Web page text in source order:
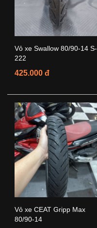
Vỏ xe Swallow 80/90-14 S-
222
425.000 đ
Vỏ xe CEAT Gripp Max
80/90-14